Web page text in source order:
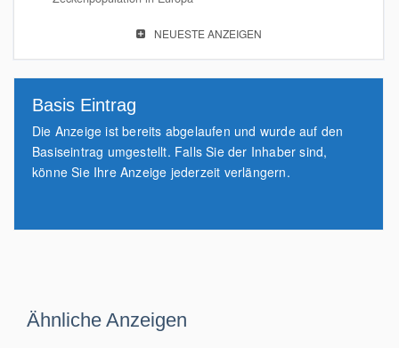
NEUESTE ANZEIGEN
Basis Eintrag
Die Anzeige ist bereits abgelaufen und wurde auf den
Basiseintrag umgestellt. Falls Sie der Inhaber sind,
könne Sie Ihre Anzeige jederzeit verlängern.
Ähnliche Anzeigen